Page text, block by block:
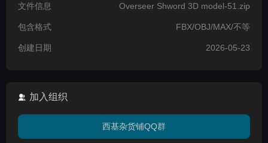
文件信息 Overseer Shword 3D model-51.zip
包含格式 FBX/OBJ/MAX/不等
创建日期 2026-05-23
加入组织
西基杂货铺QQ群